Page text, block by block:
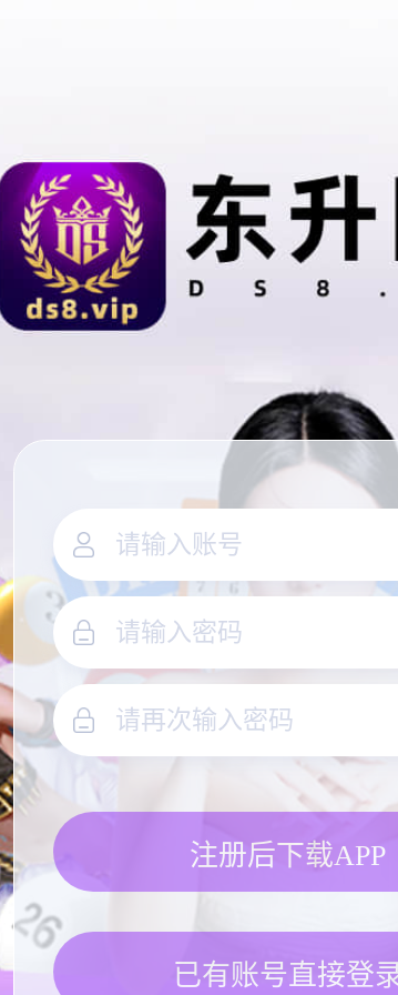
注册后下载APP
已有账号直接登